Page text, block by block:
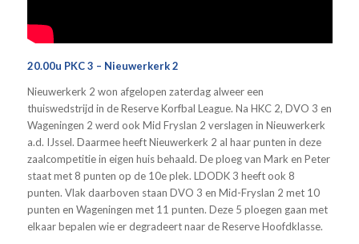
20.00u PKC 3 – Nieuwerkerk 2
Nieuwerkerk 2 won afgelopen zaterdag alweer een
thuiswedstrijd in de Reserve Korfbal League. Na HKC 2, DVO 3 en
Wageningen 2 werd ook Mid Fryslan 2 verslagen in Nieuwerkerk
a.d. IJssel. Daarmee heeft Nieuwerkerk 2 al haar punten in deze
zaalcompetitie in eigen huis behaald. De ploeg van Mark en Peter
staat met 8 punten op de 10e plek. LDODK 3 heeft ook 8
punten. Vlak daarboven staan DVO 3 en Mid-Fryslan 2 met 10
punten en Wageningen met 11 punten. Deze 5 ploegen gaan met
elkaar bepalen wie er degradeert naar de Reserve Hoofdklasse.